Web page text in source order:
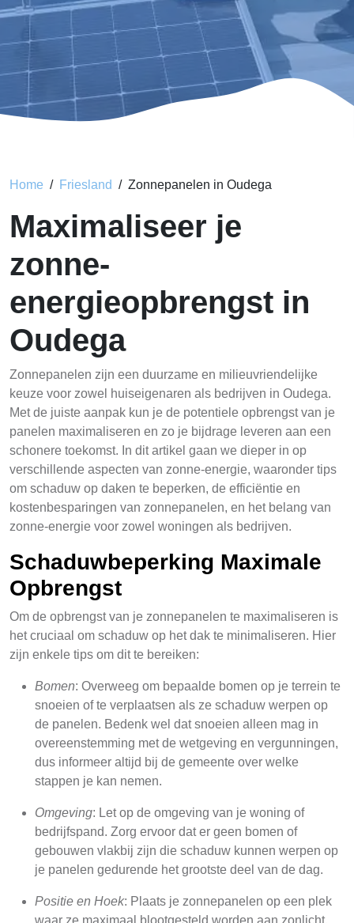
Home Friesland Zonnepanelen in Oudega
Maximaliseer je
zonne-
energieopbrengst in
Oudega
Zonnepanelen zijn een duurzame en milieuvriendelijke
keuze voor zowel huiseigenaren als bedrijven in Oudega.
Met de juiste aanpak kun je de potentiele opbrengst van je
panelen maximaliseren en zo je bijdrage leveren aan een
schonere toekomst. In dit artikel gaan we dieper in op
verschillende aspecten van zonne-energie, waaronder tips
om schaduw op daken te beperken, de efficiëntie en
kostenbesparingen van zonnepanelen, en het belang van
zonne-energie voor zowel woningen als bedrijven.
Schaduwbeperking Maximale
Opbrengst
Om de opbrengst van je zonnepanelen te maximaliseren is
het cruciaal om schaduw op het dak te minimaliseren. Hier
zijn enkele tips om dit te bereiken:
Bomen: Overweeg om bepaalde bomen op je terrein te
snoeien of te verplaatsen als ze schaduw werpen op
de panelen. Bedenk wel dat snoeien alleen mag in
overeenstemming met de wetgeving en vergunningen,
dus informeer altijd bij de gemeente over welke
stappen je kan nemen.
Omgeving: Let op de omgeving van je woning of
bedrijfspand. Zorg ervoor dat er geen bomen of
gebouwen vlakbij zijn die schaduw kunnen werpen op
je panelen gedurende het grootste deel van de dag.
Positie en Hoek: Plaats je zonnepanelen op een plek
waar ze maximaal blootgesteld worden aan zonlicht.